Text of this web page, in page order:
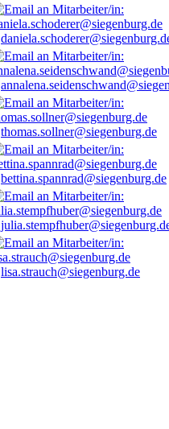
thomas.sollner@siegenburg.de
bettina.spannrad@siegenburg.de
lisa.strauch@siegenburg.de